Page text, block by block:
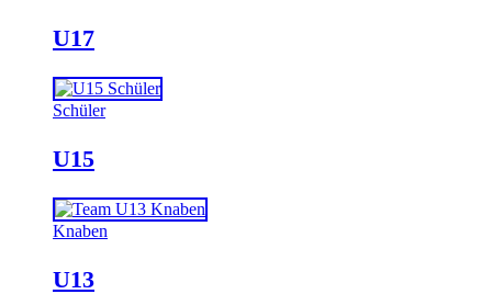
U17
Schüler
U15
Knaben
U13